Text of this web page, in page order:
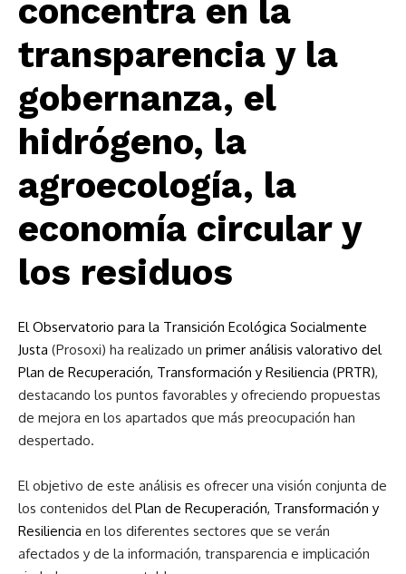
concentra en la
transparencia y la
gobernanza, el
hidrógeno, la
agroecología, la
economía circular y
los residuos
El Observatorio para la Transición Ecológica Socialmente
Justa (Prosoxi) ha realizado un primer análisis valorativo del
Plan de Recuperación, Transformación y Resiliencia (PRTR),
destacando los puntos favorables y ofreciendo propuestas
de mejora en los apartados que más preocupación han
despertado.
El objetivo de este análisis es ofrecer una visión conjunta de
los contenidos delPlan de Recuperación, Transformación y
Resiliencia en los diferentes sectores que se verán
afectados y de la información, transparencia e implicación